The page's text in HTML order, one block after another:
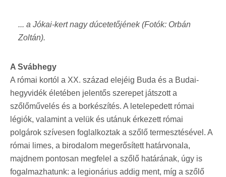
... a Jókai-kert nagy dúcetetőjének (Fotók: Orbán
Zoltán).
A Svábhegy
A római kortól a XX. század elejéig Buda és a Budai-
hegyvidék életében jelentős szerepet játszott a
szőlőművelés és a borkészítés. A letelepedett római
légiók, valamint a velük és utánuk érkezett római
polgárok szívesen foglalkoztak a szőlő termesztésével. A
római limes, a birodalom megerősített határvonala,
majdnem pontosan megfelel a szőlő határának, úgy is
fogalmazhatunk: a legionárius addig ment, míg a szőlő